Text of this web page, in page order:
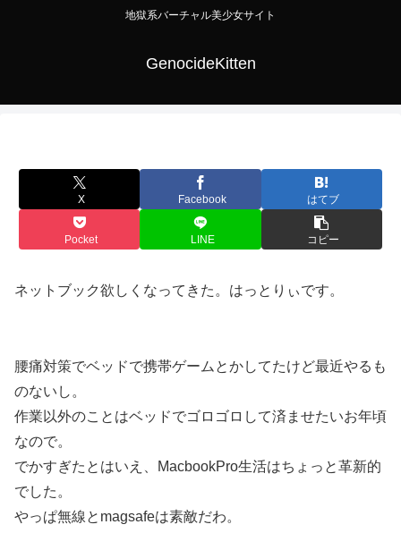
地獄系バーチャル美少女サイト
GenocideKitten
X Facebook はてブ
Pocket LINE コピー
ネットブック欲しくなってきた。はっとりぃです。
腰痛対策でベッドで携帯ゲームとかしてたけど最近やるも
のないし。
作業以外のことはベッドでゴロゴロして済ませたいお年頃
なので。
でかすぎたとはいえ、MacbookPro生活はちょっと革新的
でした。
やっぱ無線とmagsafeは素敵だわ。